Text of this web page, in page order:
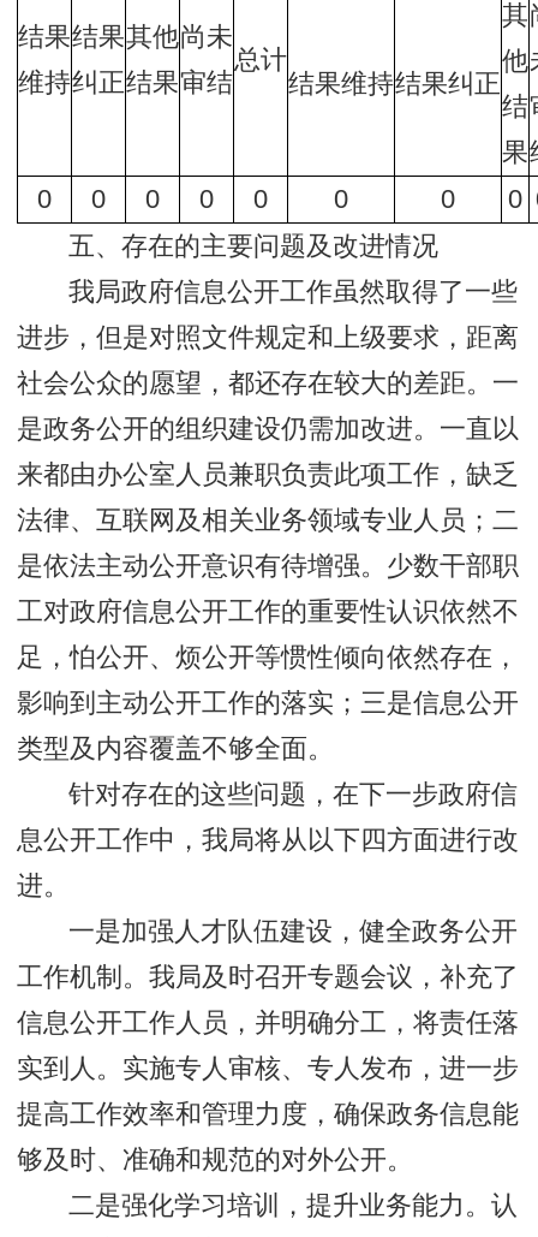
结果
维持
结果
纠正
其他
结果
尚未
审结
总计
结果维持结果纠正
其
他
结
果
0
0 0 0 0 0 0 0
五、存在的主要问题及改进情况
我局政府信息公开工作虽然取得了一些
进步，但是对照文件规定和上级要求，距离
社会公众的愿望，都还存在较大的差距。一
是政务公开的组织建设仍需加改进。一直以
来都由办公室人员兼职负责此项工作，缺乏
法律、互联网及相关业务领域专业人员；二
是依法主动公开意识有待增强。少数干部职
工对政府信息公开工作的重要性认识依然不
足，怕公开、烦公开等惯性倾向依然存在，
影响到主动公开工作的落实；三是信息公开
类型及内容覆盖不够全面。
针对存在的这些问题，在下一步政府信
息公开工作中，我局将从以下四方面进行改
进。
一是加强人才队伍建设，健全政务公开
工作机制。我局及时召开专题会议，补充了
信息公开工作人员，并明确分工，将责任落
实到人。实施专人审核、专人发布，进一步
提高工作效率和管理力度，确保政务信息能
够及时、准确和规范的对外公开。
二是强化学习培训，提升业务能力。认